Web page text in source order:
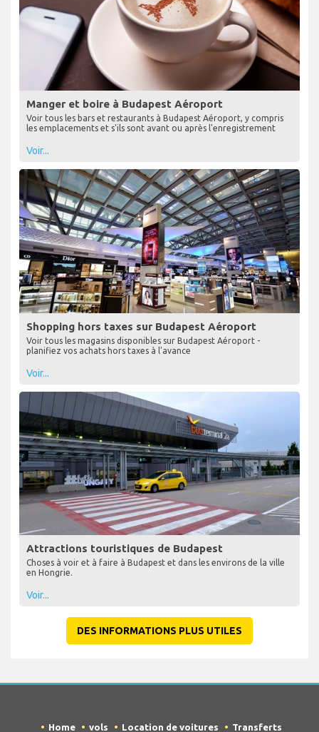
Manger et boire à Budapest Aéroport
Voir tous les bars et restaurants à Budapest Aéroport, y compris
les emplacements et s'ils sont avant ou après l'enregistrement
Voir...
Shopping hors taxes sur Budapest Aéroport
Voir tous les magasins disponibles sur Budapest Aéroport -
planifiez vos achats hors taxes à l'avance
Voir...
Attractions touristiques de Budapest
Choses à voir et à faire à Budapest et dans les environs de la ville
en Hongrie.
Voir...
DES INFORMATIONS PLUS UTILES
Home vols Location de voitures Transferts